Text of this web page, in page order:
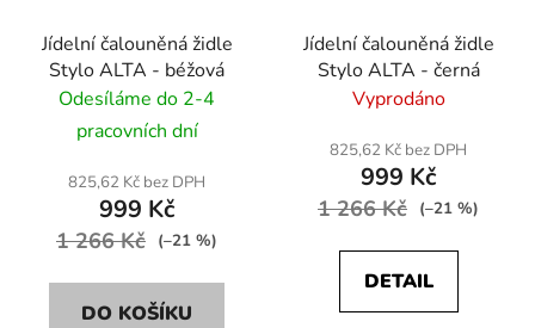
Jídelní čalouněná židle
Stylo ALTA - béžová
Odesíláme do 2-4
pracovních dní
825,62 Kč bez DPH
999 Kč
1 266 Kč (–21 %)
DO KOŠÍKU
Jídelní čalouněná židle
Stylo ALTA - černá
Vyprodáno
825,62 Kč bez DPH
999 Kč
1 266 Kč (–21 %)
DETAIL